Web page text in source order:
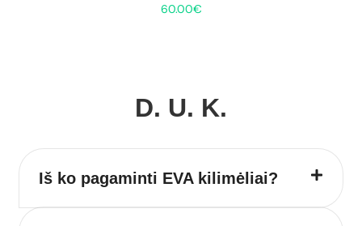
60.00€
D. U. K.
Iš ko pagaminti EVA kilimėliai?